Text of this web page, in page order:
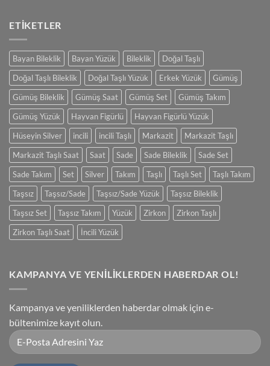
Hesapla
ETIKETLER
Bayan Bileklik Bayan Yüzük Bileklik
Doğal Taşlı
Doğal Taşlı Bileklik
Doğal Taşlı Yüzük Erkek Yüzük
Gümüş
Gümüş Bileklik
Gümüş Saat Gümüş Set
Gümüş Takım
Gümüş Yüzük
Hayvan Figürlü
Hayvan Figürlü Yüzük
Hüseyin Silver
incili incili Taşlı Markazit
Markazit Taşlı
Markazit Taşlı Saat
Saat Sade Sade Bileklik
Sade Set
Sade Takım
Set Silver Takım Taşlı Taşlı Set
Taşlı Takım
Taşsız
Taşsız/Sade Taşsız/Sade Yüzük
Taşsız Bileklik
Taşsız Set
Taşsız Takım Yüzük Zirkon
Zirkon Taşlı
Zirkon Taşlı Saat
İncili Yüzük
KAMPANYA VE YENİLİKLERDEN HABERDAR OL!
Kampanya ve yeniliklerden haberdar olmak için e-
bültenimize kayıt olun.